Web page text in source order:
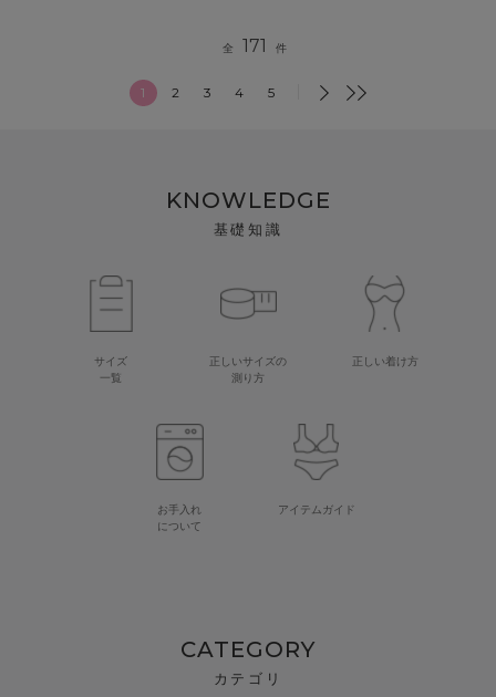
全 171 件
1 2 3 4 5
KNOWLEDGE
基礎知識
サイズ
一覧
正しいサイズの
測り方
正しい着け方
お手入れ
について
アイテムガイド
CATEGORY
カテゴリ